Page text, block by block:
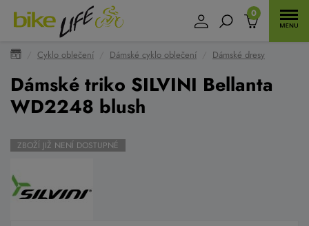
0
Cyklo oblečení Dámské cyklo oblečení Dámské dresy
Dámské triko SILVINI Bellanta
WD2248 blush
ZBOŽÍ JIŽ NENÍ DOSTUPNÉ